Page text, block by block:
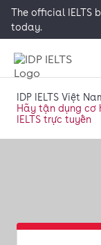
The official IELTS
today.
IDP IELTS Việt
Hãy tận dụng cơ
IELTS trực tuyến